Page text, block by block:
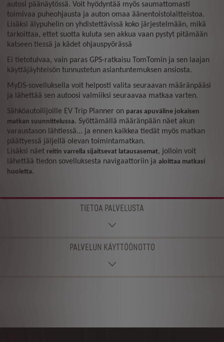
autosi päänäytössä. Voit hyödyntää myös saumattomasti
toimivaa puheohjausta ja auton omaa äänentoistolaitteistoa.
Lisäksi älypuhelin on yhdistettävissä koko järjestelmään, mikä
tarkoittaa, ettet suotta kuluta sen akkua vaan pystyt pitämään
katseen tiessä ja kädet ohjauspyörässä
Ei tietotulvaa, vain paras GPS-ratkaisu TomTomin ja sen laajan
käyttäjäyhteisön tunnustetun asiantuntemuksen ansiosta.
MyDS-sovelluksella voit helposti valita seuraavan määränpääsi
ja lähettää sen autoosi valmiiksi seuraavaa matkaa varten.
Sähköautoilijoille EV Trip Planner on paras apuväline jokaisen
matkan suunnittelussa. Syöttämällä määränpään näet akun
varaustason lähtiessä... ja ennen kaikkea tiedät myös matkan
päättyessä jäljellä olevan toimintamatkan.
Lisäksi näet reitin varrella sijaitsevat latausasemat, jolloin voit
lähettää tiedon sovelluksesta navigaattoriin ja aloittaa matkasi
huoletta.
TIETOA PALVELUSTA
PALVELUN KÄYTTÖÖNOTTO